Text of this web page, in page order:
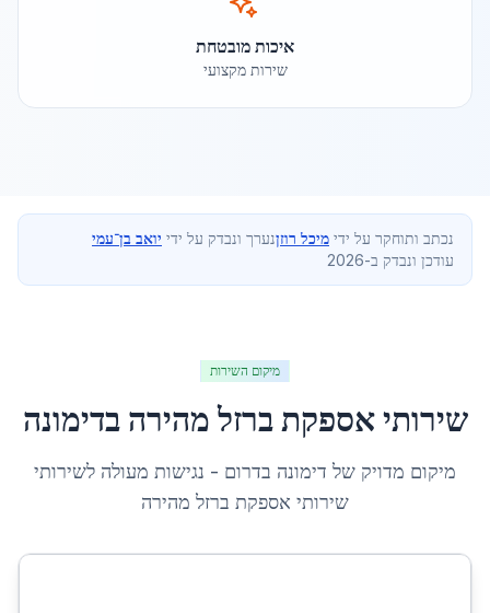
איכות מובטחת
שירות מקצועי
נכתב ותוחקר על ידי מיכל רוזןנערך ונבדק על ידי יואב בן־עמי
עודכן ונבדק ב-2026
מיקום השירות
שירותי אספקת ברזל מהירה בדימונה
מיקום מדויק של דימונה בדרום - נגישות מעולה לשירותי
שירותי אספקת ברזל מהירה